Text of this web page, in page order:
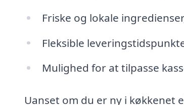
Friske og lokale
Fleksible
Mulighed for at tilpasse
Uanset om du er ny i køkkenet